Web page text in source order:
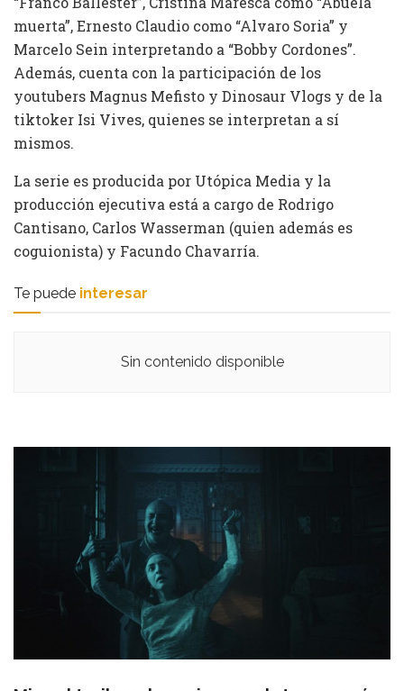
muerta”, Ernesto Claudio como “Alvaro Soria” y
Marcelo Sein interpretando a “Bobby Cordones”.
Además, cuenta con la participación de los
youtubers Magnus Mefisto y Dinosaur Vlogs y de la
tiktoker Isi Vives, quienes se interpretan a sí
mismos.
La serie es producida por Utópica Media y la
producción ejecutiva está a cargo de Rodrigo
Cantisano, Carlos Wasserman (quien además es
coguionista) y Facundo Chavarría.
Te puede interesar
Sin contenido disponible